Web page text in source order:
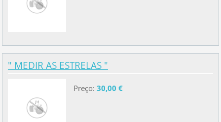
" MEDIR AS ESTRELAS "
Preço: 30,00 €